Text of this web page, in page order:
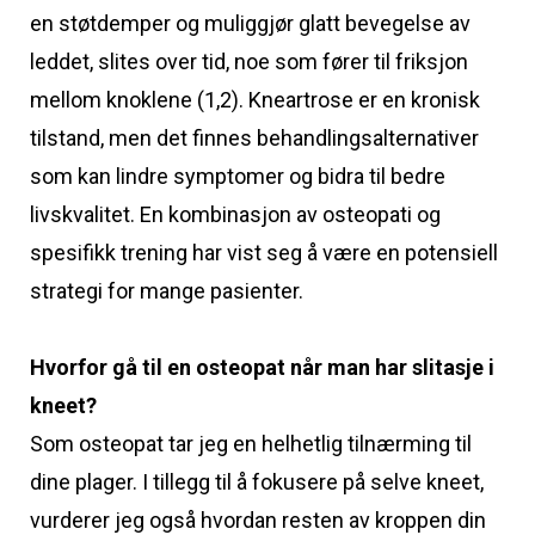
en støtdemper og muliggjør glatt bevegelse av
leddet, slites over tid, noe som fører til friksjon
mellom knoklene (1,2). Kneartrose er en kronisk
tilstand, men det finnes behandlingsalternativer
som kan lindre symptomer og bidra til bedre
livskvalitet. En kombinasjon av osteopati og
spesifikk trening har vist seg å være en potensiell
strategi for mange pasienter.
Hvorfor gå til en osteopat når man har slitasje i
kneet?
Som osteopat tar jeg en helhetlig tilnærming til
dine plager. I tillegg til å fokusere på selve kneet,
vurderer jeg også hvordan resten av kroppen din